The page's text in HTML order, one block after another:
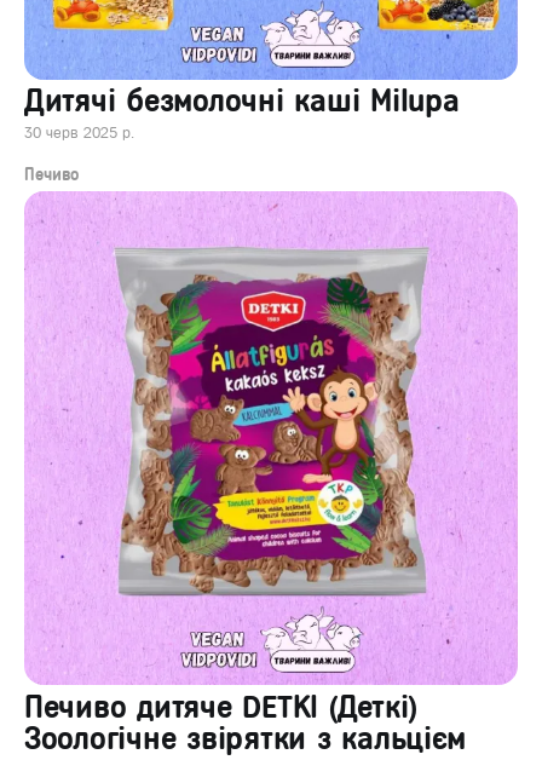
Дитячі безмолочні каші Milupa
30 черв 2025 р.
Печиво
Печиво дитяче DETKI (Деткі)
Зоологічне звірятки з кальцієм